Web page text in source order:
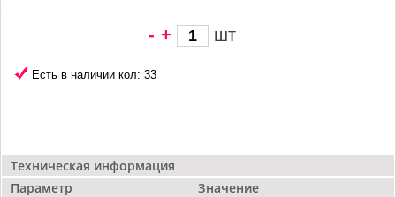
Техническая информация
Параметр
Значение
- + шт
Есть в наличии кол: 33